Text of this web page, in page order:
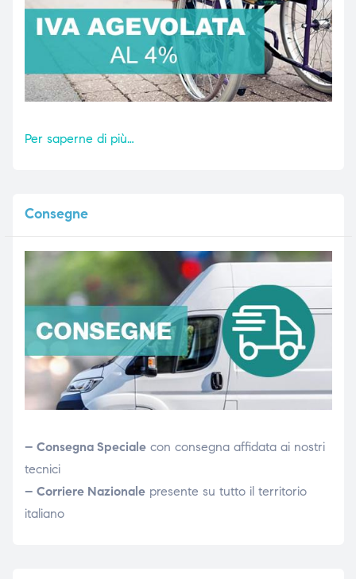
Per saperne di più…
Consegne
– Consegna Specialecon consegna affidata ai nostri
tecnici
– Corriere Nazionalepresente su tutto il territorio
italiano